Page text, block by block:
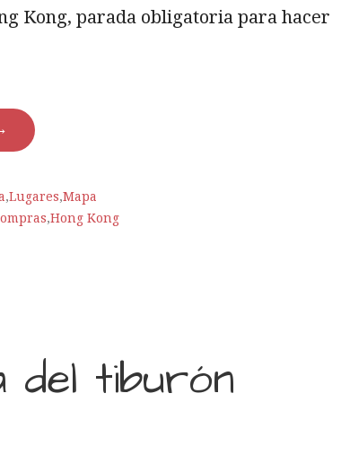
Kong, parada obligatoria para hacer
,Lugares,Mapa
,Hong Kong
del tiburón